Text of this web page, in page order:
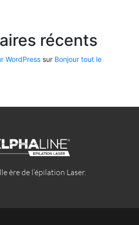
récents
WordPress sur Bonjour tout le
ère de l’épilation Laser.